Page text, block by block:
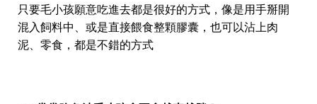
只要毛小孩願意吃進去都是很好的方式，像是用手掰開
混入飼料中、或是直接餵食整顆膠囊，也可以沾上肉
泥、零食，都是不錯的方式